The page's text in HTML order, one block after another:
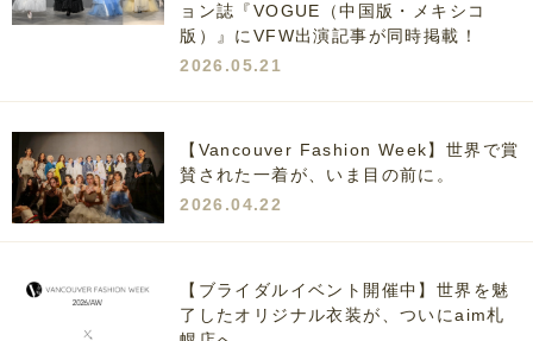
ョン誌『VOGUE（中国版・メキシコ
版）』にVFW出演記事が同時掲載！
2026.05.21
【Vancouver Fashion Week】世界で賞
賛された一着が、いま目の前に。
2026.04.22
【ブライダルイベント開催中】世界を魅
了したオリジナル衣装が、ついにaim札